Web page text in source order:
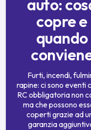
auto:
copre e
quando
Furti, incendi,
rapine: ci sono eventi
RC obbligatoria non
ma che possono
coperti grazie ad
garanzia